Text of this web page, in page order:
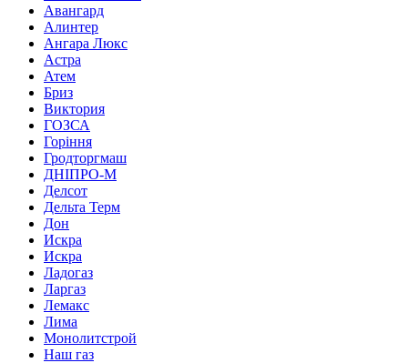
Авангард
Алинтер
Ангара Люкс
Астра
Атем
Бриз
Виктория
ГОЗСА
Горіння
Гродторгмаш
ДНІПРО-М
Делсот
Дельта Терм
Дон
Искра
Искра
Ладогаз
Ларгаз
Лемакс
Лима
Монолитстрой
Наш газ